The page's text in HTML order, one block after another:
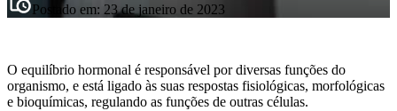
Postado em: 23 de janeiro de 2023
O equilíbrio hormonal é responsável por diversas funções do
organismo, e está ligado às suas respostas fisiológicas, morfológicas
e bioquímicas, regulando as funções de outras células.